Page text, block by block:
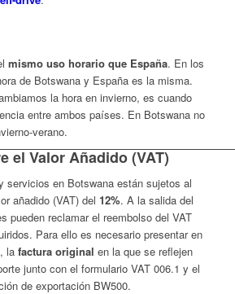
mismo uso horario que España. En los
de Botswana y España es la misma.
la hora en invierno, es cuando
entre ambos países. En Botswana no
verano.
el Valor Añadido (VAT)
servicios en Botswana están sujetos al
añadido (VAT) del 12%. A la salida del
pueden reclamar el reembolso del VAT
Para ello es necesario presentar en
la factura original en la que se reflejen
junto con el formulario VAT 006.1 y el
de exportación BW500.